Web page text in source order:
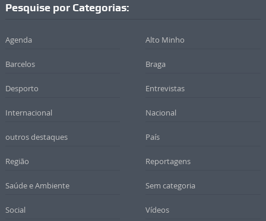
Pesquise por Categorias:
Agenda Alto Minho
Barcelos Braga
Desporto Entrevistas
Internacional Nacional
outros destaques País
Região Reportagens
Saúde e Ambiente Sem categoria
Social Vídeos